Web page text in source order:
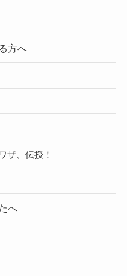
方へ
ザ、伝授！
へ